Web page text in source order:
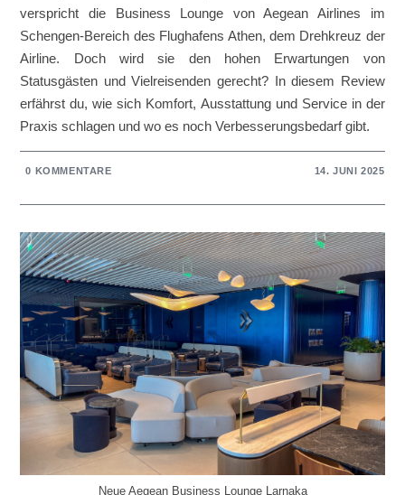
verspricht die Business Lounge von Aegean Airlines im
Schengen-Bereich des Flughafens Athen, dem Drehkreuz der
Airline. Doch wird sie den hohen Erwartungen von
Statusgästen und Vielreisenden gerecht? In diesem Review
erfährst du, wie sich Komfort, Ausstattung und Service in der
Praxis schlagen und wo es noch Verbesserungsbedarf gibt.
0 KOMMENTARE 14. JUNI 2025
Neue Aegean Business Lounge Larnaka